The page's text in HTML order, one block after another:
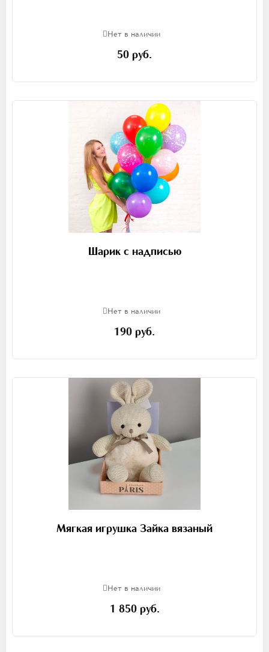
Нет в наличии
50 руб.
Шарик с надписью
Нет в наличии
190 руб.
Мягкая игрушка Зайка вязаный
Нет в наличии
1 850 руб.